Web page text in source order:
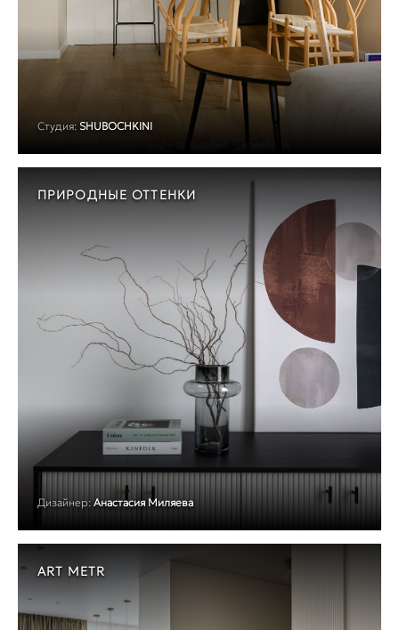
Студия: SHUBOCHKINI
ПРИРОДНЫЕ ОТТЕНКИ
Дизайнер: Анастасия Миляева
ART METR